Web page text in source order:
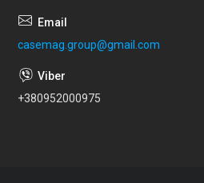
casemag.group@gmail.com
+380952000975